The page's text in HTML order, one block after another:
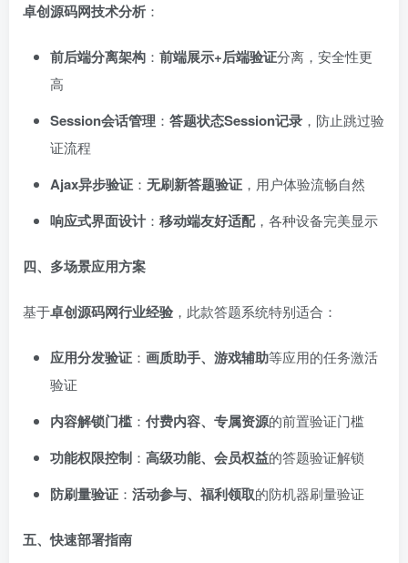
卓创源码网技术分析 ：
前后端分离架构 ： 前端展示+后端验证分离，安全性更
高
Session会话管理 ： 答题状态Session记录 ，防止跳过验
证流程
Ajax异步验证 ： 无刷新答题验证 ，用户体验流畅自然
响应式界面设计： 移动端友好适配，各种设备完美显示
四、多场景应用方案
基于卓创源码网行业经验，此款答题系统特别适合：
应用分发验证 ： 画质助手、游戏辅助等应用的任务激活
验证
内容解锁门槛： 付费内容、专属资源的前置验证门槛
功能权限控制 ： 高级功能、会员权益的答题验证解锁
防刷量验证 ： 活动参与、福利领取的防机器刷量验证
五、快速部署指南